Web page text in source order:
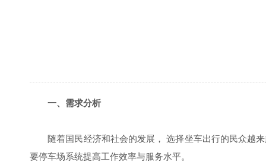
一、需求分析
随着国民经济和社会的发展， 选择坐车出行的民众越来
要停车场系统提高工作效率与服务水平。